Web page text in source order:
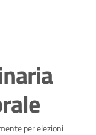
per elezioni